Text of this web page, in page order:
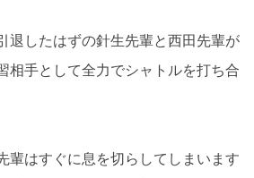
退したはずの針生先輩と西田先輩が
相手として全力でシャトルを打ち合
輩はすぐに息を切らしてしまいます